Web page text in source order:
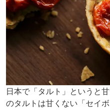
日本で「タルト」というと
のタルトは甘くない「セイボ